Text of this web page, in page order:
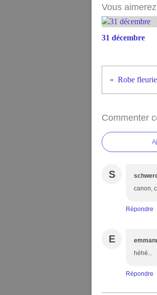
Vous
31 décembre
Robe
Commenter
S
canon,
Répondre
E
héhé...
Répondre